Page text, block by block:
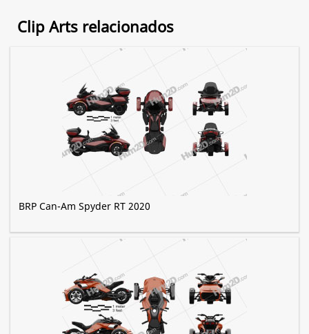
Clip Arts relacionados
BRP Can-Am Spyder RT 2020